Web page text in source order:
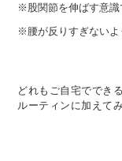
※股関節を伸ばす意識
※腰が反りすぎないよ
どれもご自宅ででき
ルーティンに加えて